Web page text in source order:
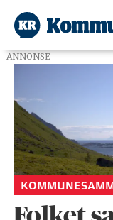
Tag:
ANNONSE